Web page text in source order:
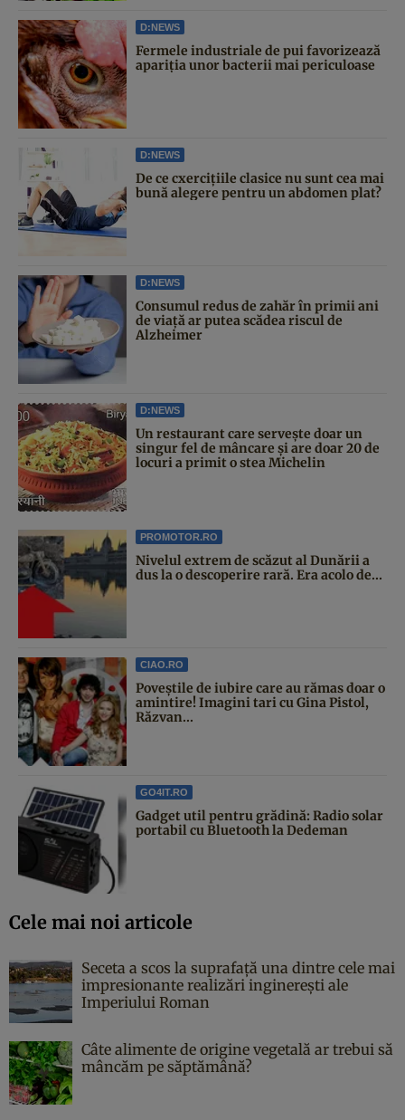
D:NEWS
Fermele industriale de pui favorizează
apariția unor bacterii mai periculoase
D:NEWS
De ce cxercițiile clasice nu sunt cea mai
bună alegere pentru un abdomen plat?
D:NEWS
Consumul redus de zahăr în primii ani
de viață ar putea scădea riscul de
Alzheimer
D:NEWS
Un restaurant care servește doar un
singur fel de mâncare și are doar 20 de
locuri a primit o stea Michelin
PROMOTOR.RO
Nivelul extrem de scăzut al Dunării a
dus la o descoperire rară. Era acolo de...
CIAO.RO
Poveştile de iubire care au rămas doar o
amintire! Imagini tari cu Gina Pistol,
Răzvan...
GO4IT.RO
Gadget util pentru grădină: Radio solar
portabil cu Bluetooth la Dedeman
Cele mai noi articole
Seceta a scos la suprafață una dintre cele mai
impresionante realizări inginerești ale
Imperiului Roman
Câte alimente de origine vegetală ar trebui să
mâncăm pe săptămână?